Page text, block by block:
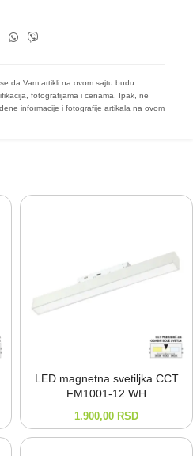
da Vam artikli na ovom sajtu budu
fotografijama i cenama. Ipak, ne
informacije i fotografije artikala na ovom
LED magnetna svetiljka CCT
FM1001-⁠12 WH
1.900,00 RSD